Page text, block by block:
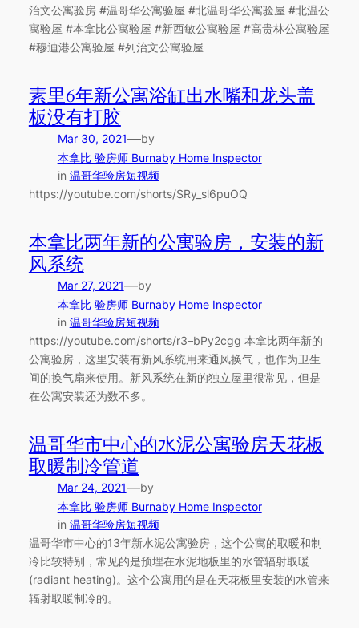
治文公寓验房 #温哥华公寓验屋 #北温哥华公寓验屋 #北温公
寓验屋 #本拿比公寓验屋 #新西敏公寓验屋 #高贵林公寓验屋
#穆迪港公寓验屋 #列治文公寓验屋
素里6年新公寓浴缸出水嘴和龙头盖
板没有打胶
Mar 30, 2021—by
本拿比 验房师 Burnaby Home Inspector
in 温哥华验房短视频
https://youtube.com/shorts/SRy_sl6puOQ
本拿比两年新的公寓验房，安装的新
风系统
Mar 27, 2021—by
本拿比 验房师 Burnaby Home Inspector
in 温哥华验房短视频
https://youtube.com/shorts/r3–bPy2cgg 本拿比两年新的
公寓验房，这里安装有新风系统用来通风换气，也作为卫生
间的换气扇来使用。新风系统在新的独立屋里很常见，但是
在公寓安装还为数不多。
温哥华市中心的水泥公寓验房天花板
取暖制冷管道
Mar 24, 2021—by
本拿比 验房师 Burnaby Home Inspector
in 温哥华验房短视频
温哥华市中心的13年新水泥公寓验房，这个公寓的取暖和制
冷比较特别，常见的是预埋在水泥地板里的水管辐射取暖
(radiant heating)。这个公寓用的是在天花板里安装的水管来
辐射取暖制冷的。